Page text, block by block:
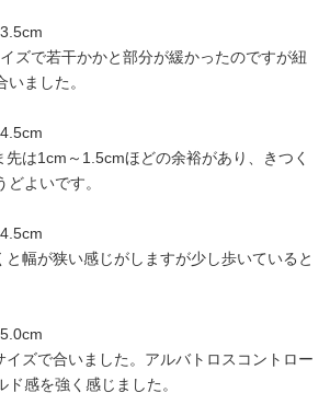
ズで若干かかと部分が緩かったのですが紐
ました。
先は1cm～1.5cmほどの余裕があり、きつく
よいです。
と幅が狭い感じがしますが少し歩いていると
イズで合いました。アルバトロスコントロー
感を強く感じました。